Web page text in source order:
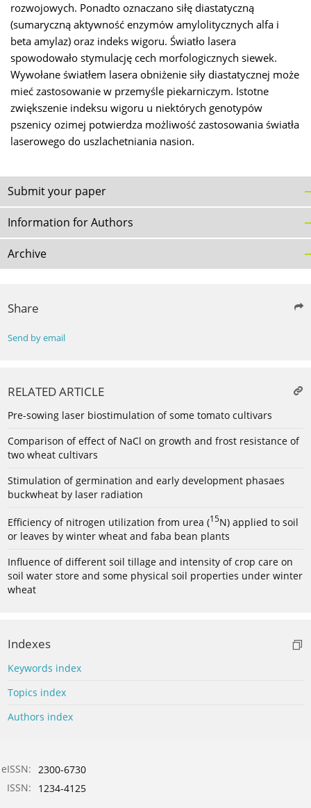
rozwojowych. Ponadto oznaczano siłę diastatyczną
(sumaryczną aktywność enzymów amylolitycznych alfa i
beta amylaz) oraz indeks wigoru. Światło lasera
spowodowało stymulację cech morfologicznych siewek.
Wywołane światłem lasera obniżenie siły diastatycznej może
mieć zastosowanie w przemyśle piekarniczym. Istotne
zwiększenie indeksu wigoru u niektórych genotypów
pszenicy ozimej potwierdza możliwość zastosowania światła
laserowego do uszlachetniania nasion.
Submit your paper
Information for Authors
Archive
Share
Send by email
RELATED ARTICLE
Pre-sowing laser biostimulation of some tomato cultivars
Comparison of effect of NaCl on growth and frost resistance of
two wheat cultivars
Stimulation of germination and early development phasaes
buckwheat by laser radiation
Efficiency of nitrogen utilization from urea (15N) applied to soil
or leaves by winter wheat and faba bean plants
Influence of different soil tillage and intensity of crop care on
soil water store and some physical soil properties under winter
wheat
Indexes
Keywords index
Topics index
Authors index
eISSN: 2300-6730
ISSN:
1234-4125